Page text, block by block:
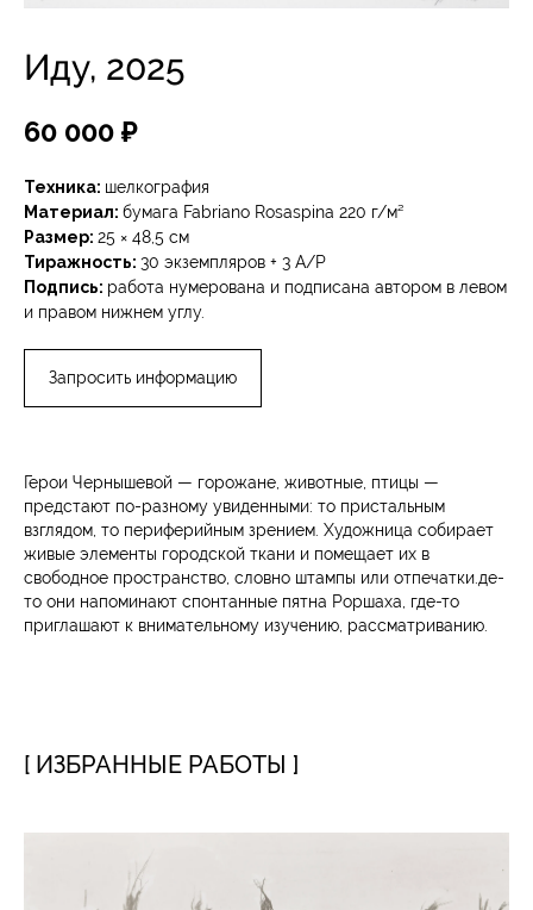
Иду, 2025
60 000 ₽
Техника: шелкография
Материал: бумага Fabriano Rosaspina 220 г/м²
Размер: 25 × 48,5 см
Тиражность: 30 экземпляров + 3 A/P
Подпись: работа нумерована и подписана автором в левом
и правом нижнем углу.
Запросить информацию
Герои Чернышевой — горожане, животные, птицы —
предстают по-разному увиденными: то пристальным
взглядом, то периферийным зрением. Художница собирает
живые элементы городской ткани и помещает их в
свободное пространство, словно штампы или отпечатки.де-
то они напоминают спонтанные пятна Роршаха, где-то
приглашают к внимательному изучению, рассматриванию.
[ ИЗБРАННЫЕ РАБОТЫ ]